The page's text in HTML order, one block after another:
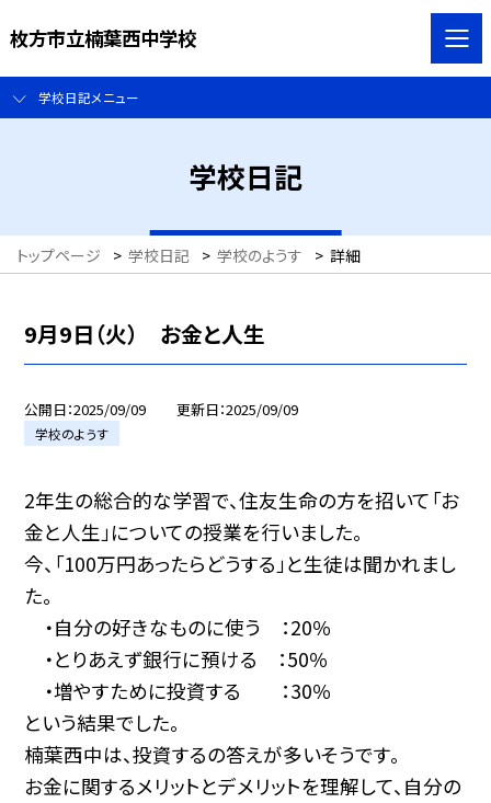
枚方市立楠葉西中学校
学校日記メニュー
学校日記
トップページ > 学校日記 > 学校のようす > 詳細
9月9日（火） お金と人生
公開日 2025/09/09 更新日 2025/09/09
学校のようす
2年生の総合的な学習で、住友生命の方を招いて「お
金と人生」についての授業を行いました。
今、「100万円あったらどうする」と生徒は聞かれまし
た。
・自分の好きなものに使う ：20％
・とりあえず銀行に預ける ：50％
・増やすために投資する ：30％
という結果でした。
楠葉西中は、投資するの答えが多いそうです。
お金に関するメリットとデメリットを理解して、自分の